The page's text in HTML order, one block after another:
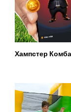
Хампстер